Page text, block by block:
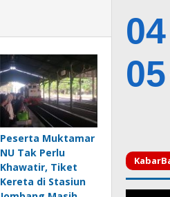
Peserta Muktamar
NU Tak Perlu
Khawatir, Tiket
Kereta di Stasiun